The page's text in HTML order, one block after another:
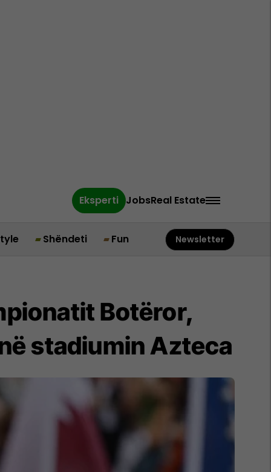
Eksperti JobsReal Estate
Shëndeti Fun Newsletter
Botëror,
stadiumin Azteca